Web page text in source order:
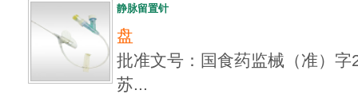
静脉留置针
盘
批准文号：国食药监械（准）
苏...